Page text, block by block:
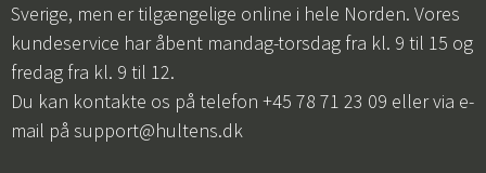
Sverige, men er tilgængelige online i hele Norden. Vores
kundeservice har åbent mandag-torsdag fra kl. 9 til 15 og
fredag fra kl. 9 til 12.
Du kan kontakte os på telefon +45 78 71 23 09 eller via e-
mail på support@hultens.dk